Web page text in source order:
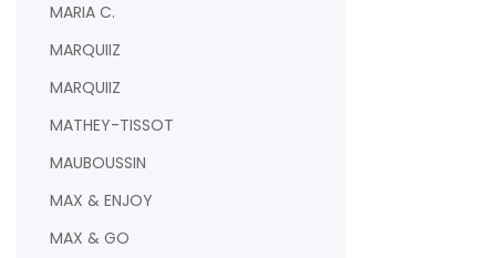
MARIA C.
MARQUIIZ
MARQUIIZ
MATHEY-TISSOT
MAUBOUSSIN
MAX & ENJOY
MAX & GO